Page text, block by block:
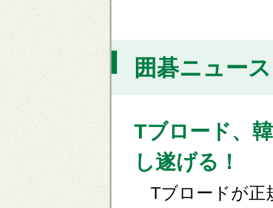
囲碁ニュー
Tブロード、
し遂げる！
Tブロードが正